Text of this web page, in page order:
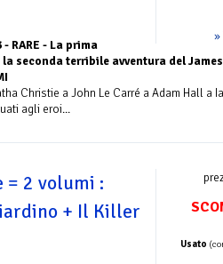
»
- RARE - La prima
seconda terribile avventura del
Christie a John Le Carré a Adam Hall a
agli eroi...
Usato
= 2 volumi :
+ Il Killer